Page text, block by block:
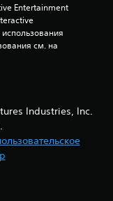
Entertainment
см. на
Industries, Inc.